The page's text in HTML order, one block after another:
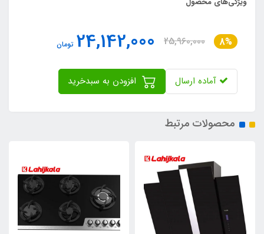
8%
25,960,000
24,142,000 تومان
آماده ارسال
محصولات مرتبط